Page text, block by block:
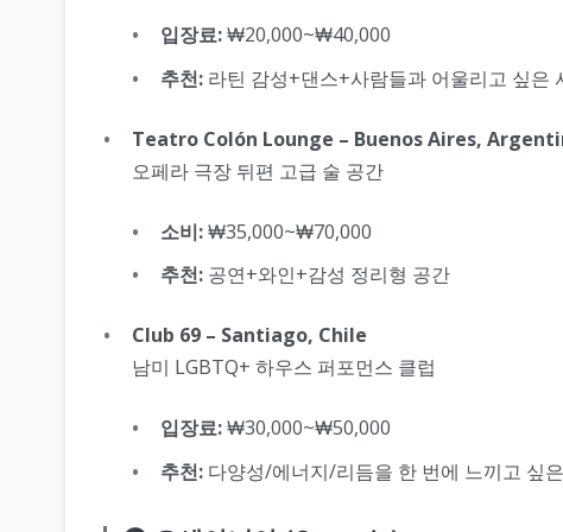
입장료:₩20,000~₩40,000
추천: 라틴 감성+댄스+사람들과 어울리고 싶은
Teatro Colón Lounge – Buenos Aires,
오페라 극장 뒤편 고급 술 공간
소비:₩35,000~₩70,000
추천: 공연+와인+감성 정리형 공간
Club 69 – Santiago, Chile
남미 LGBTQ+ 하우스 퍼포먼스 클럽
입장료:₩30,000~₩50,000
추천: 다양성/에너지/리듬을 한 번에 느끼고 싶